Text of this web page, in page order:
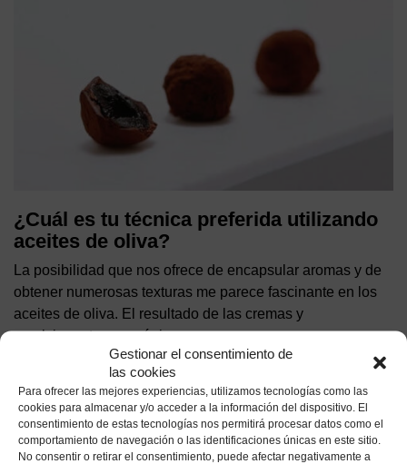
Gestionar el consentimiento de
las cookies
Para ofrecer las mejores experiencias, utilizamos tecnologías como las
cookies para almacenar y/o acceder a la información del dispositivo. El
consentimiento de estas tecnologías nos permitirá procesar datos como el
comportamiento de navegación o las identificaciones únicas en este sitio.
No consentir o retirar el consentimiento, puede afectar negativamente a
¿Cuál es tu técnica preferida utilizando
aceites de oliva?
La posibilidad que nos ofrece de encapsular aromas y de
obtener numerosas texturas me parece fascinante en los
aceites de oliva. El resultado de las cremas y
emulsionantes es mágico.
«Gracias al aceite de oliva podemos
encapsular aromas y obtener
diferentes texturas»